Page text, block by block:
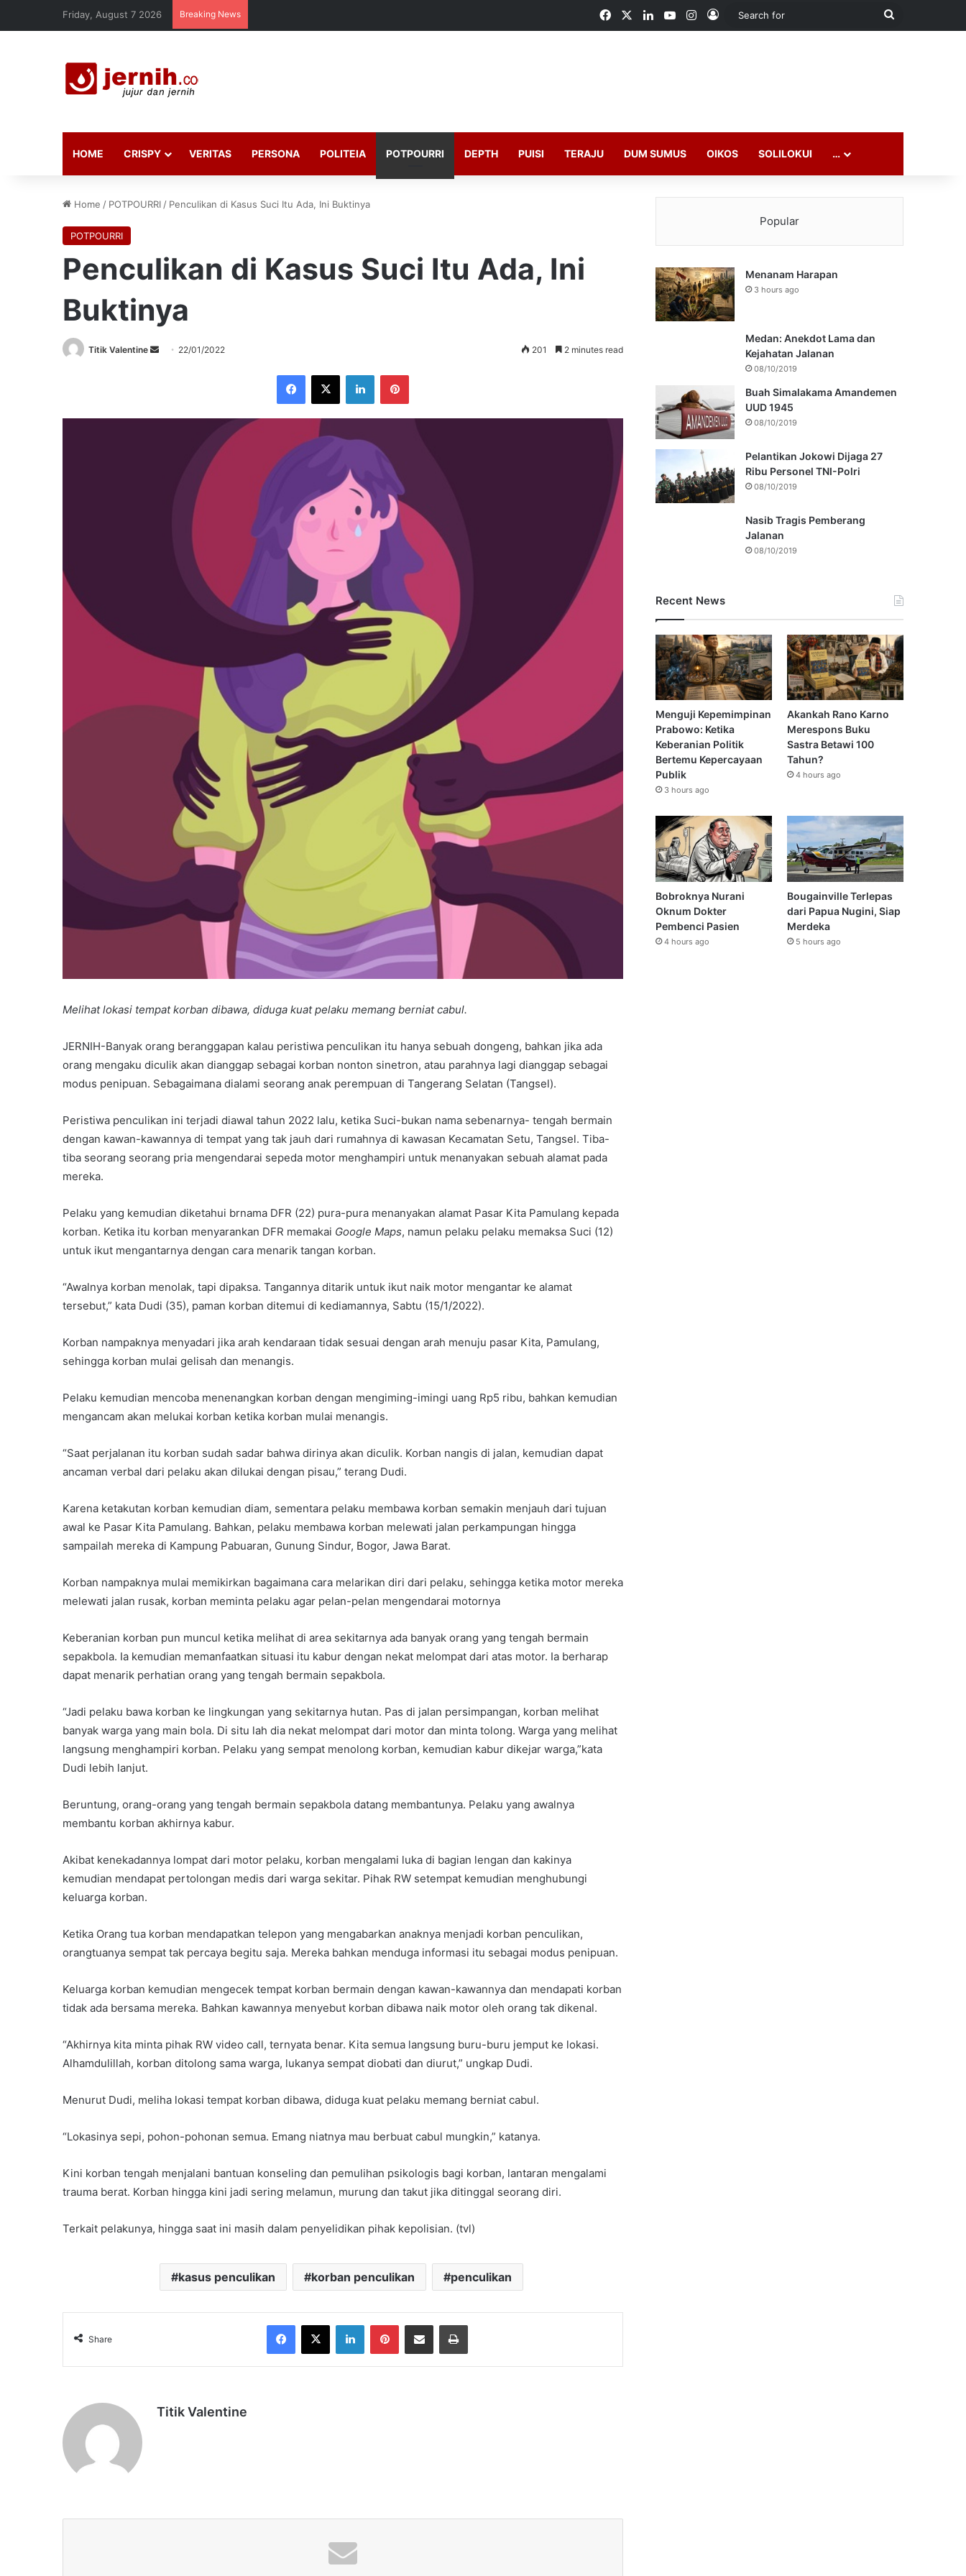
Friday, August 7 2026 Breaking News FacebookLinkedInYouTubeInstagram
Log In
Search
HOME CRISPY VERITAS PERSONA POLITEIA POTPOURRI DEPTH PUISI TERAJU DUM SUMUS OIKOS SOLILOKUI …
Home / POTPOURRI / Penculikan di Kasus Suci Itu Ada, Ini Buktinya
POTPOURRI
Penculikan di Kasus Suci Itu Ada, Ini
Buktinya
Titik Valentine
Send 22/01/2022 201 2 minutes read
Facebook
X LinkedInPinterest
Melihat lokasi tempat korban dibawa, diduga kuat pelaku memang berniat cabul.
JERNIH-Banyak orang beranggapan kalau peristiwa penculikan itu hanya sebuah dongeng, bahkan jika ada
orang mengaku diculik akan dianggap sebagai korban nonton sinetron, atau parahnya lagi dianggap sebagai
modus penipuan. Sebagaimana dialami seorang anak perempuan di Tangerang Selatan (Tangsel).
Peristiwa penculikan ini terjadi diawal tahun 2022 lalu, ketika Suci-bukan nama sebenarnya- tengah bermain
dengan kawan-kawannya di tempat yang tak jauh dari rumahnya di kawasan Kecamatan Setu, Tangsel. Tiba-
tiba seorang seorang pria mengendarai sepeda motor menghampiri untuk menanyakan sebuah alamat pada
mereka.
Pelaku yang kemudian diketahui brnama DFR (22) pura-pura menanyakan alamat Pasar Kita Pamulang kepada
korban. Ketika itu korban menyarankan DFR memakai Google Maps, namun pelaku pelaku memaksa Suci (12)
untuk ikut mengantarnya dengan cara menarik tangan korban.
“Awalnya korban menolak, tapi dipaksa. Tangannya ditarik untuk ikut naik motor mengantar ke alamat
tersebut,” kata Dudi (35), paman korban ditemui di kediamannya, Sabtu (15/1/2022).
Korban nampaknya menyadari jika arah kendaraan tidak sesuai dengan arah menuju pasar Kita, Pamulang,
sehingga korban mulai gelisah dan menangis.
Pelaku kemudian mencoba menenangkan korban dengan mengiming-imingi uang Rp5 ribu, bahkan kemudian
mengancam akan melukai korban ketika korban mulai menangis.
“Saat perjalanan itu korban sudah sadar bahwa dirinya akan diculik. Korban nangis di jalan, kemudian dapat
ancaman verbal dari pelaku akan dilukai dengan pisau,” terang Dudi.
Karena ketakutan korban kemudian diam, sementara pelaku membawa korban semakin menjauh dari tujuan
awal ke Pasar Kita Pamulang. Bahkan, pelaku membawa korban melewati jalan perkampungan hingga
sampailah mereka di Kampung Pabuaran, Gunung Sindur, Bogor, Jawa Barat.
Korban nampaknya mulai memikirkan bagaimana cara melarikan diri dari pelaku, sehingga ketika motor mereka
melewati jalan rusak, korban meminta pelaku agar pelan-pelan mengendarai motornya
Keberanian korban pun muncul ketika melihat di area sekitarnya ada banyak orang yang tengah bermain
sepakbola. Ia kemudian memanfaatkan situasi itu kabur dengan nekat melompat dari atas motor. Ia berharap
dapat menarik perhatian orang yang tengah bermain sepakbola.
“Jadi pelaku bawa korban ke lingkungan yang sekitarnya hutan. Pas di jalan persimpangan, korban melihat
banyak warga yang main bola. Di situ lah dia nekat melompat dari motor dan minta tolong. Warga yang melihat
langsung menghampiri korban. Pelaku yang sempat menolong korban, kemudian kabur dikejar warga,”kata
Dudi lebih lanjut.
Beruntung, orang-orang yang tengah bermain sepakbola datang membantunya. Pelaku yang awalnya
membantu korban akhirnya kabur.
Akibat kenekadannya lompat dari motor pelaku, korban mengalami luka di bagian lengan dan kakinya
kemudian mendapat pertolongan medis dari warga sekitar. Pihak RW setempat kemudian menghubungi
keluarga korban.
Ketika Orang tua korban mendapatkan telepon yang mengabarkan anaknya menjadi korban penculikan,
orangtuanya sempat tak percaya begitu saja. Mereka bahkan menduga informasi itu sebagai modus penipuan.
Keluarga korban kemudian mengecek tempat korban bermain dengan kawan-kawannya dan mendapati korban
tidak ada bersama mereka. Bahkan kawannya menyebut korban dibawa naik motor oleh orang tak dikenal.
“Akhirnya kita minta pihak RW video call, ternyata benar. Kita semua langsung buru-buru jemput ke lokasi.
Alhamdulillah, korban ditolong sama warga, lukanya sempat diobati dan diurut,” ungkap Dudi.
Menurut Dudi, meliha lokasi tempat korban dibawa, diduga kuat pelaku memang berniat cabul.
“Lokasinya sepi, pohon-pohonan semua. Emang niatnya mau berbuat cabul mungkin,” katanya.
Kini korban tengah menjalani bantuan konseling dan pemulihan psikologis bagi korban, lantaran mengalami
trauma berat. Korban hingga kini jadi sering melamun, murung dan takut jika ditinggal seorang diri.
Terkait pelakunya, hingga saat ini masih dalam penyelidikan pihak kepolisian. (tvl)
kasus penculikan korban penculikan penculikan
Share
Facebook
X LinkedInPinterestShare via Email Print
Titik Valentine
Popular
Menanam Harapan
3 hours ago
Medan: Anekdot Lama dan
Kejahatan Jalanan
08/10/2019
Buah Simalakama Amandemen
UUD 1945
08/10/2019
Pelantikan Jokowi Dijaga 27
Ribu Personel TNI-Polri
08/10/2019
Nasib Tragis Pemberang
Jalanan
08/10/2019
Recent News
Menguji Kepemimpinan
Prabowo: Ketika
Keberanian Politik
Bertemu Kepercayaan
Publik
3 hours ago
Akankah Rano Karno
Merespons Buku
Sastra Betawi 100
Tahun?
4 hours ago
Bobroknya Nurani
Oknum Dokter
Pembenci Pasien
4 hours ago
Bougainville Terlepas
dari Papua Nugini, Siap
Merdeka
5 hours ago